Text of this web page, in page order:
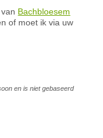
Bachbloesem
of moet ik via uw
en is niet gebaseerd